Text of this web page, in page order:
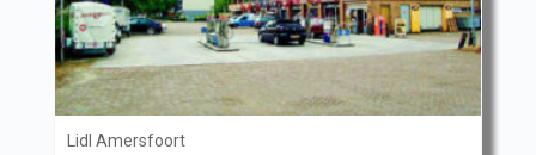
Lidl Amersfoort